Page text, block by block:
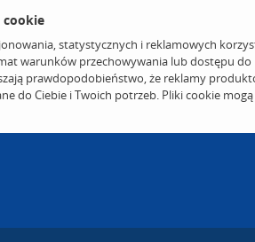
cookie
statystycznych i reklamowych
warunków przechowywania lub dostępu
prawdopodobieństwo, że reklamy
do Ciebie i Twoich potrzeb. Pliki cookie